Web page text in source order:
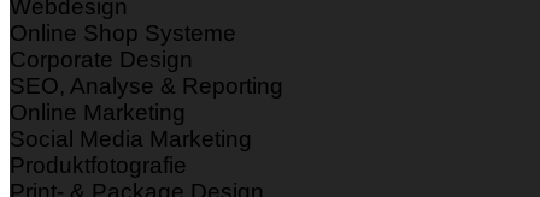
Webdesign
Online Shop Systeme
Corporate Design
SEO, Analyse & Reporting
Online Marketing
Social Media Marketing
Produktfotografie
Print- & Package Design